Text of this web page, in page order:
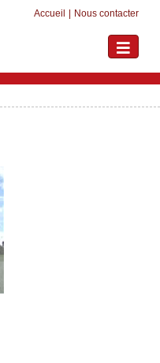
Accueil Nous contacter
Toggle